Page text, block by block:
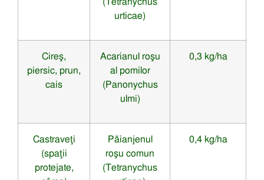
(Tetranychus
urticae)
Cireş,
piersic, prun,
cais
Acarianul roşu
al pomilor
(Panonychus
ulmi)
0,3 kg/ha
Castraveţi
(spaţii
protejate,
Păianjenul
roşu comun
(Tetranychus
0,4 kg/ha